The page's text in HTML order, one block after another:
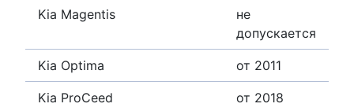
Kia Magentis
не
допускается
Kia Optima от 2011
Kia ProCeed от 2018